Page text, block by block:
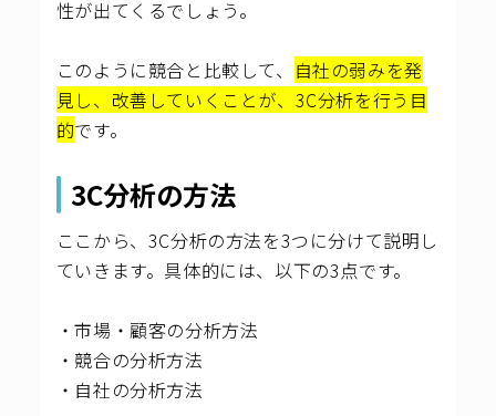
性が出てくるでしょう。
このように競合と比較して、 自社の弱みを発
見し、改善していくことが、3C分析を行う目
的です。
3C分析の方法
ここから、3C分析の方法を3つに分けて説明し
ていきます。具体的には、以下の3点です。
・市場・顧客の分析方法
・競合の分析方法
・自社の分析方法